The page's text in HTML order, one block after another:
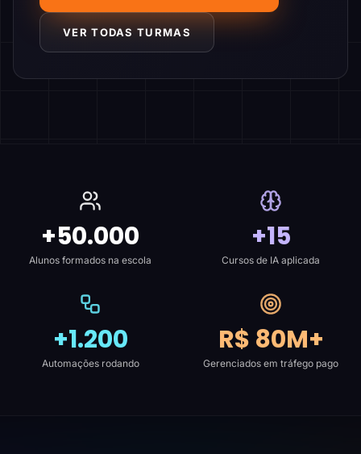
VER TODAS TURMAS
+50.000
Alunos formados na escola
+15
Cursos de IA aplicada
+1.200
Automações rodando
R$ 80M+
Gerenciados em tráfego pago